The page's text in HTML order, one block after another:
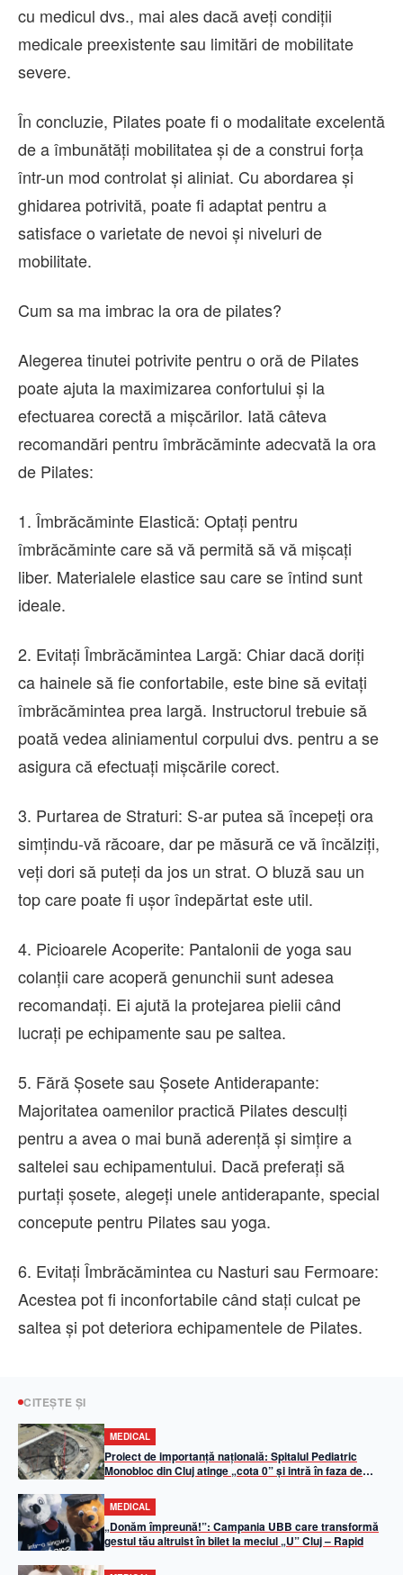
cu medicul dvs., mai ales dacă aveți condiții
medicale preexistente sau limitări de mobilitate
severe.
În concluzie, Pilates poate fi o modalitate excelentă
de a îmbunătăți mobilitatea și de a construi forța
într-un mod controlat și aliniat. Cu abordarea și
ghidarea potrivită, poate fi adaptat pentru a
satisface o varietate de nevoi și niveluri de
mobilitate.
Cum sa ma imbrac la ora de pilates?
Alegerea tinutei potrivite pentru o oră de Pilates
poate ajuta la maximizarea confortului și la
efectuarea corectă a mișcărilor. Iată câteva
recomandări pentru îmbrăcăminte adecvată la ora
de Pilates:
1. Îmbrăcăminte Elastică: Optați pentru
îmbrăcăminte care să vă permită să vă mișcați
liber. Materialele elastice sau care se întind sunt
ideale.
2. Evitați Îmbrăcămintea Largă: Chiar dacă doriți
ca hainele să fie confortabile, este bine să evitați
îmbrăcămintea prea largă. Instructorul trebuie să
poată vedea aliniamentul corpului dvs. pentru a se
asigura că efectuați mișcările corect.
3. Purtarea de Straturi: S-ar putea să începeți ora
simțindu-vă răcoare, dar pe măsură ce vă încălziți,
veți dori să puteți da jos un strat. O bluză sau un
top care poate fi ușor îndepărtat este util.
4. Picioarele Acoperite: Pantalonii de yoga sau
colanții care acoperă genunchii sunt adesea
recomandați. Ei ajută la protejarea pielii când
lucrați pe echipamente sau pe saltea.
5. Fără Șosete sau Șosete Antiderapante:
Majoritatea oamenilor practică Pilates desculți
pentru a avea o mai bună aderență și simțire a
saltelei sau echipamentului. Dacă preferați să
purtați șosete, alegeți unele antiderapante, special
concepute pentru Pilates sau yoga.
6. Evitați Îmbrăcămintea cu Nasturi sau Fermoare:
Acestea pot fi inconfortabile când stați culcat pe
saltea și pot deteriora echipamentele de Pilates.
CITEȘTE ȘI
MEDICAL
Proiect de importanță națională: Spitalul Pediatric
Monobloc din Cluj atinge „cota 0” și intră în faza de
MEDICAL
„Donăm împreună!”: Campania UBB care transformă
gestul tău altruist în bilet la meciul „U” Cluj – Rapid